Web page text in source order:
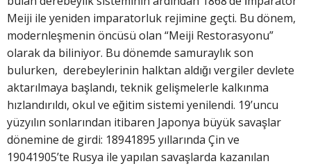
Meiji ile yeniden imparatorluk rejimine geçti. Bu dönem,
modernleşmenin öncüsü olan “Meiji Restorasyonu”
olarak da biliniyor. Bu dönemde samuraylık son
bulurken, derebeylerinin halktan aldığı vergiler devlete
aktarılmaya başlandı, teknik gelişmelerle kalkınma
hızlandırıldı, okul ve eğitim sistemi yenilendi. 19’uncu
yüzyılın sonlarından itibaren Japonya büyük savaşlar
dönemine de girdi: 18941895 yıllarında Çin ve
19041905’te Rusya ile yapılan savaşlarda kazanılan